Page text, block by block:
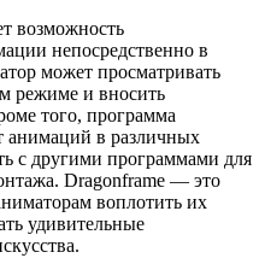
возможность
непосредственно в
может просматривать
режиме и вносить
того, программа
анимаций в различных
с другими программами для
Dragonframe — это
воплотить их
удивительные